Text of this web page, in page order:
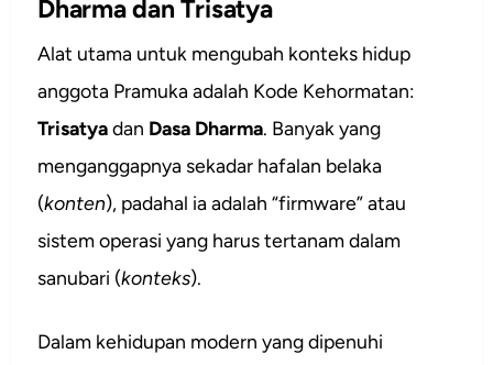
Dharma dan Trisatya
Alat utama untuk mengubah konteks hidup
anggota Pramuka adalah Kode Kehormatan:
Trisatyadan Dasa Dharma. Banyak yang
menganggapnya sekadar hafalan belaka
(konten), padahal ia adalah “firmware” atau
sistem operasi yang harus tertanam dalam
sanubari (konteks).
Dalam kehidupan modern yang dipenuhi